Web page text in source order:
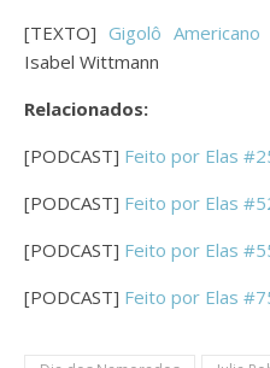
[TEXTO]Gigolô
Isabel Wittmann
Relacionados:
[PODCAST] Feito por Elas
[PODCAST] Feito por Elas
[PODCAST] Feito por Elas
[PODCAST] Feito por Elas